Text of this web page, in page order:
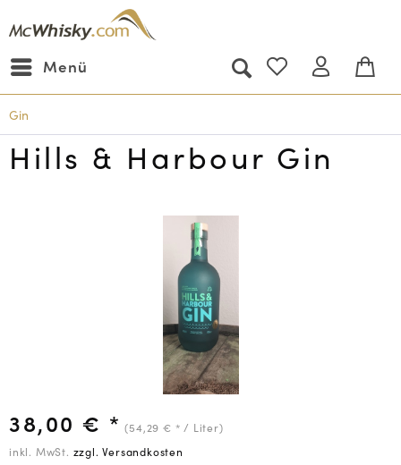
Menü
Gin
Hills & Harbour Gin
38,00 € * (54,29 € * / Liter)
inkl. MwSt. zzgl. Versandkosten